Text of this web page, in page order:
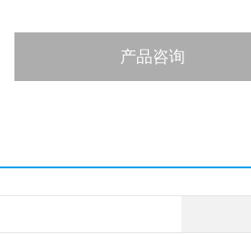
产品咨询